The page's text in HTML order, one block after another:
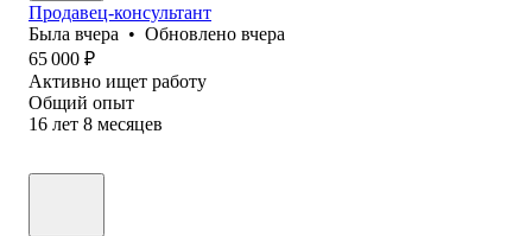
Продавец-консультант
Была вчера • Обновлено вчера
65 000 ₽
Активно ищет работу
Общий опыт
16 лет 8 месяцев